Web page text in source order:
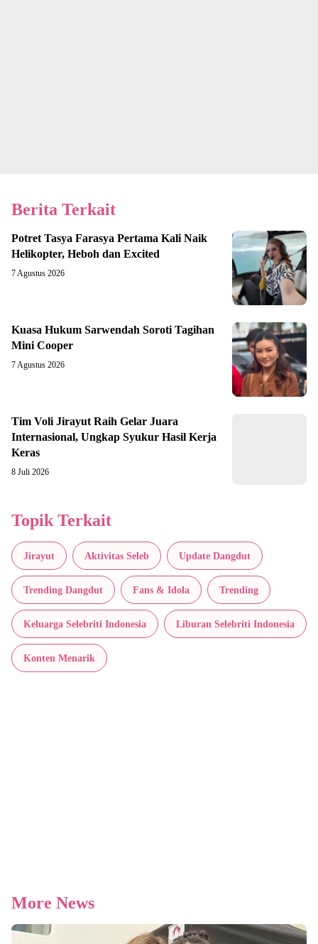
Berita Terkait
Potret Tasya Farasya Pertama Kali Naik
Helikopter, Heboh dan Excited
7 Agustus 2026
Kuasa Hukum Sarwendah Soroti Tagihan
Mini Cooper
7 Agustus 2026
Tim Voli Jirayut Raih Gelar Juara
Internasional, Ungkap Syukur Hasil Kerja
Keras
8 Juli 2026
Topik Terkait
Jirayut Aktivitas Seleb Update Dangdut
Trending Dangdut Fans & Idola Trending
Keluarga Selebriti Indonesia Liburan Selebriti Indonesia
Konten Menarik
More News